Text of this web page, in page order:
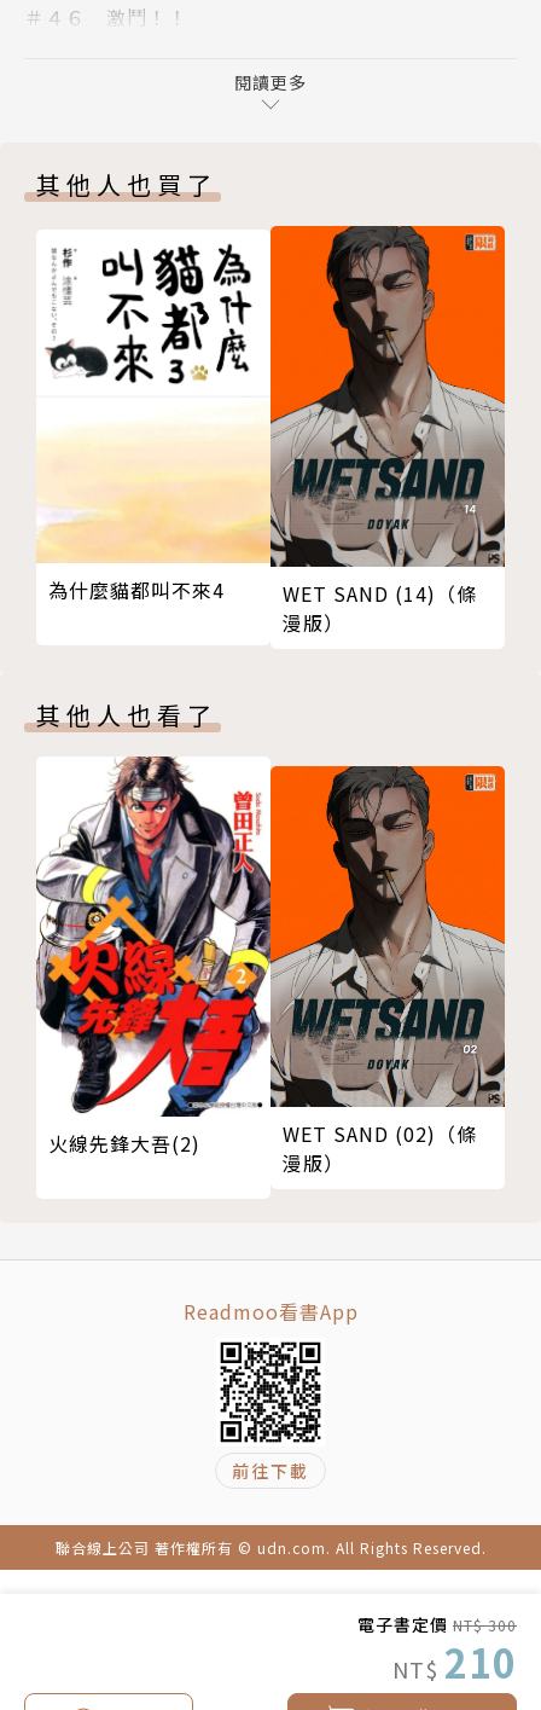
電子書定價 NT$ 300
NT$ 210
【本集內容】
而是用棒球決勝負…!?
＃４６ 激鬥！！
＃４８ 命中注定的對決
＃５１ 超級壞男孩
＃５３ 出局！出局！！出局！！！
＃５４ 男子漢的約定！
＃５５ 命運的邂逅
版權頁
閱讀更多
其他人也買了
為什麼貓都叫不來4
WET SAND (14)（條
漫版）
其他人也看了
火線先鋒大吾(2)
WET SAND (02)（條
漫版）
Readmoo看書App
前往下載
聯合線上公司 著作權所有 © udn.com. All Rights Reserved.